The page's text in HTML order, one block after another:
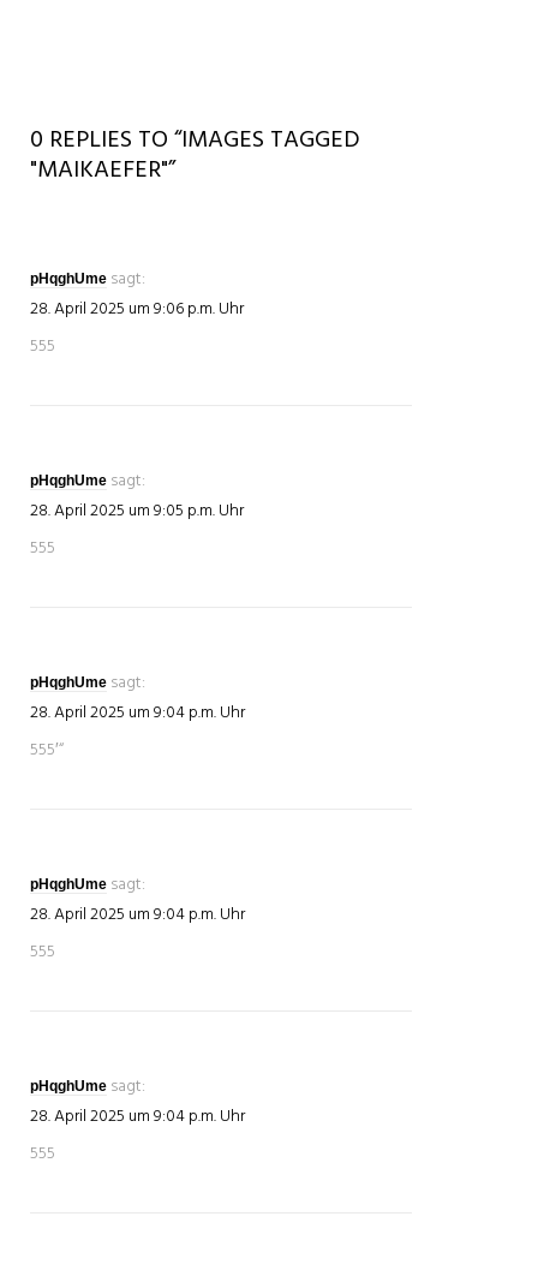
0 REPLIES TO “IMAGES TAGGED
"MAIKAEFER"”
pHqghUme sagt:
28. April 2025 um 9:06 p.m. Uhr
555
pHqghUme sagt:
28. April 2025 um 9:05 p.m. Uhr
555
pHqghUme sagt:
28. April 2025 um 9:04 p.m. Uhr
555′“
pHqghUme sagt:
28. April 2025 um 9:04 p.m. Uhr
555
pHqghUme sagt:
28. April 2025 um 9:04 p.m. Uhr
555